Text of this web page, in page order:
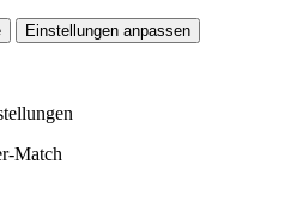
Einstellungen anpassen
Match